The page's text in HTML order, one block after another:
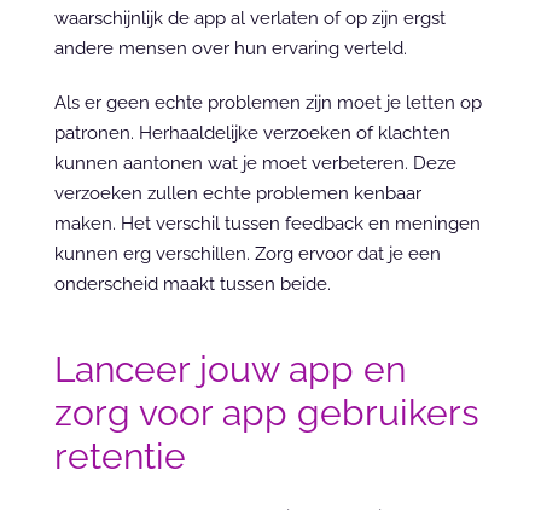
waarschijnlijk de app al verlaten of op zijn ergst
andere mensen over hun ervaring verteld.
Als er geen echte problemen zijn moet je letten op
patronen. Herhaaldelijke verzoeken of klachten
kunnen aantonen wat je moet verbeteren. Deze
verzoeken zullen echte problemen kenbaar
maken. Het verschil tussen feedback en meningen
kunnen erg verschillen. Zorg ervoor dat je een
onderscheid maakt tussen beide.
Lanceer jouw app en
zorg voor app gebruikers
retentie